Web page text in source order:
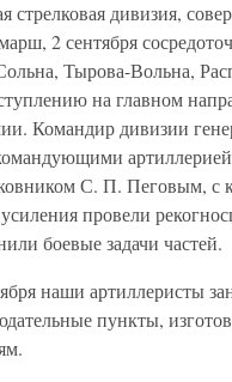
стрелковая дивизия,
2 сентября
Тырова-Вольна,
на главном
Командир дивизии
С. П. Пеговым, с
провели
боевые задачи частей.
наши артиллеристы
пункты,